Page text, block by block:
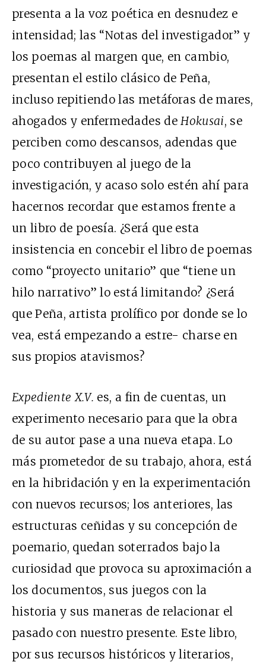
presenta a la voz poética en desnudez e
intensidad; las “Notas del investigador” y
los poemas al margen que, en cambio,
presentan el estilo clásico de Peña,
incluso repitiendo las metáforas de mares,
ahogados y enfermedades deHokusai, se
perciben como descansos, adendas que
poco contribuyen al juego de la
investigación, y acaso solo estén ahí para
hacernos recordar que estamos frente a
un libro de poesía. ¿Será que esta
insistencia en concebir el libro de poemas
como “proyecto unitario” que “tiene un
hilo narrativo” lo está limitando? ¿Será
que Peña, artista prolífico por donde se lo
vea, está empezando a estre- charse en
sus propios atavismos?
Expediente X.V. es, a fin de cuentas, un
experimento necesario para que la obra
de su autor pase a una nueva etapa. Lo
más prometedor de su trabajo, ahora, está
en la hibridación y en la experimentación
con nuevos recursos; los anteriores, las
estructuras ceñidas y su concepción de
poemario, quedan soterrados bajo la
curiosidad que provoca su aproximación a
los documentos, sus juegos con la
historia y sus maneras de relacionar el
pasado con nuestro presente. Este libro,
por sus recursos históricos y literarios,